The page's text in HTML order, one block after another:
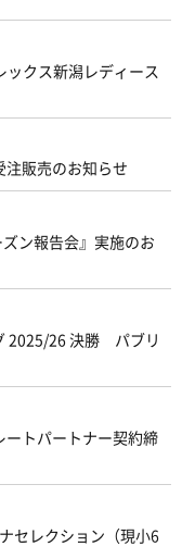
ックス新潟レディース
販売のお知らせ
ン報告会』実施のお
2025/26 決勝 パブリ
トパートナー契約締
セレクション（現小6